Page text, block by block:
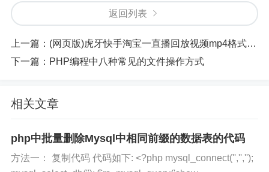
返回列表
上一篇： (网页版)虎牙快手淘宝一直播回放视频mp4格式下载到本地电脑或手机最简单的方法
下一篇： PHP编程中八种常见的文件操作方式
相关文章
php中批量删除Mysql中相同前缀的数据表的代码
方法一： 复制代码 代码如下: <?php mysql_connect('','','');